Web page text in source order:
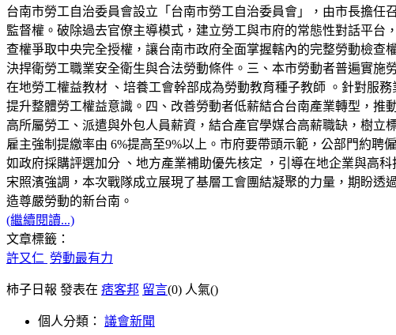
台南市勞工自治委員會設立「台南市勞工自治委員會」，由市長擔
監督權。破除過去官僚主導模式，建立勞工與市府的常態性對話平
查權爭取中央完全授權，讓台南市政府全面掌握轄內的完整勞動檢
決捍衛勞工職業安全衛生與合法勞動條件。三、本市勞動者普遍實
在地勞工權益教材 、培養工會幹部成為勞動教育種子教師 。針對服
提升整體勞工權益意識。四、改善勞動者低薪結合台南產業轉型，
高所屬勞工、派遣與外包人員薪資，結合產官學媒合高薪職缺，樹
雇主強制提繳率由 6%提高至9%以上。市府要帶頭示範，公部門約
如政府採購評選加分 、地方產業補助優先核定 ，引導在地企業與高
宋照濱強調，本次戰隊成立展現了基層工會團結凝聚的力量，期盼
造尊嚴勞動的新台南。
(繼續閱讀...)
文章標籤：
許又仁 勞動最有力
柿子日報 發表在 痞客邦 留言(0) 人氣()
個人分類： 議會新聞